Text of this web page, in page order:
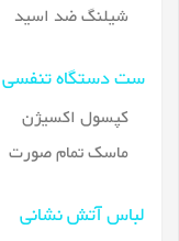
شیلنگ ضد اسید
ست دستگاه تنفسی
کپسول اکسیژن
ماسک تمام صورت
لباس آتش نشانی